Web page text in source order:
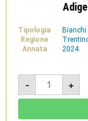
Tipologia
Bianchi
Regione
Annata
2024
-
Liebrain
Silvaner
Valle
Isarco
+